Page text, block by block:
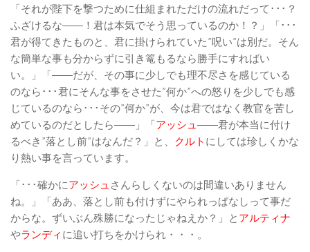
「それが陛下を撃つために仕組まれただけの流れだって･･･？
ふざけるな――！君は本気でそう思っているのか！？」「･･･
君が得てきたものと、君に掛けられていた”呪い”は別だ。そん
な簡単な事も分からずに引き篭もるなら勝手にすればい
い。」「――だが、その事に少しでも理不尽さを感じている
のなら･･･君にそんな事をさせた”何か”への怒りを少しでも感
じているのなら･･･その”何か”が、今は君ではなく教官を苦し
めているのだとしたら――」「アッシュ――君が本当に付け
るべき”落とし前”はなんだ？」と、 クルト にしては珍しくかな
り熱い事を言っています。
「･･･確かにアッシュ さんらしくないのは間違いありません
ね。」「ああ、落とし前も付けずにやられっぱなしって事だ
からな。ずいぶん殊勝になったじゃねえか？」と アルティナ
やランディ に追い打ちをかけられ・・・。